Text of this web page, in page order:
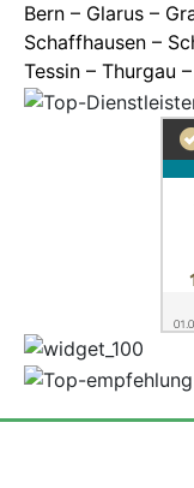
Bern – Glarus –
Schaffhausen –
Tessin – Thurgau